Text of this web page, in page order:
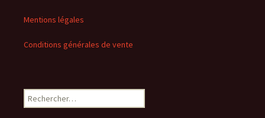
Mentions légales
Conditions générales de vente
Rechercher :